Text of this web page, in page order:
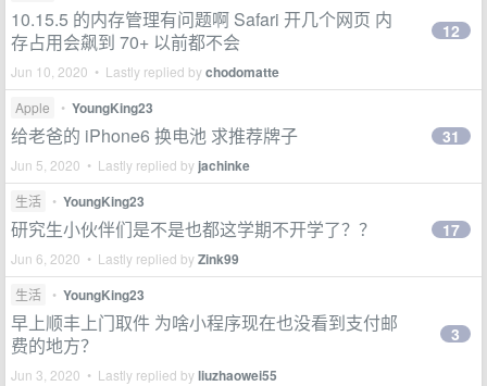
10.15.5 的内存管理有问题啊 Safari 开几个网页 内
存占用会飙到 70+ 以前都不会
Jun 10, 2020 • Lastly replied bychodomatte
12
Apple • YoungKing23
给老爸的 iPhone6 换电池 求推荐牌子
Jun 5, 2020 • Lastly replied by jachinke
31
生活 • YoungKing23
研究生小伙伴们是不是也都这学期不开学了？？
Jun 6, 2020 • Lastly replied byZink99
17
生活 • YoungKing23
早上顺丰上门取件 为啥小程序现在也没看到支付邮
费的地方？
Jun 3, 2020 • Lastly replied byliuzhaowei55
3